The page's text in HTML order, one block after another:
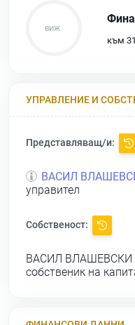
към
УПРАВЛЕНИЕ И
Представляващ/и:
ВАСИЛ
управител
Собственост:
ВАСИЛ ВЛАШЕВСКИ
собственик на